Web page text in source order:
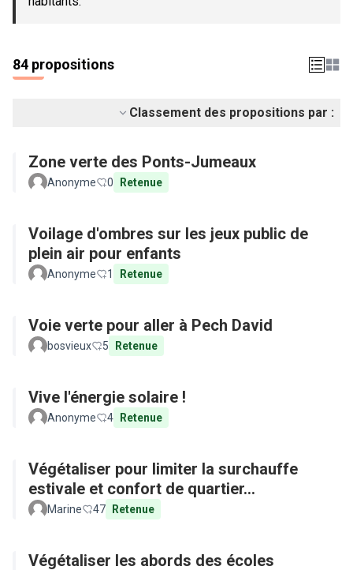
84 propositions
Classement des propositions par :
Zone verte des Ponts-Jumeaux
Anonyme 0 Retenue
Voilage d'ombres sur les jeux public de
plein air pour enfants
Anonyme 1 Retenue
Voie verte pour aller à Pech David
bosvieux 5 Retenue
Vive l'énergie solaire !
Anonyme 4 Retenue
Végétaliser pour limiter la surchauffe
estivale et confort de quartier...
Marine 47 Retenue
Végétaliser les abords des écoles